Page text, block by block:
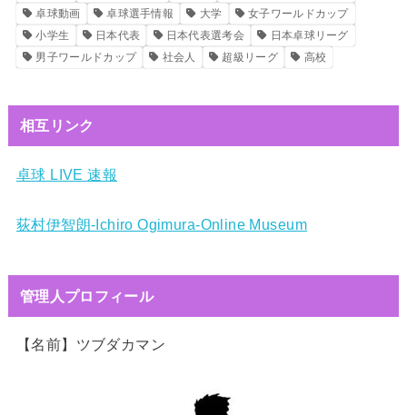
卓球動画
卓球選手情報 大学
女子ワールドカップ
小学生
日本代表 日本代表選考会
日本卓球リーグ
男子ワールドカップ
社会人 超級リーグ 高校
相互リンク
卓球 LIVE 速報
荻村伊智朗-Ichiro Ogimura-Online Museum
管理人プロフィール
【名前】ツブダカマン